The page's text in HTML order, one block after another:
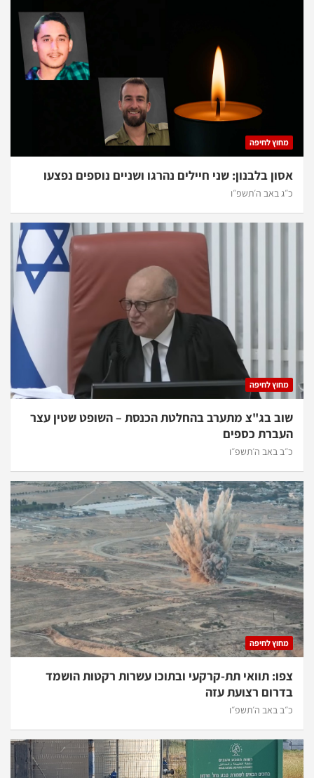
מחוץ לחיפה
אסון בלבנון: שני חיילים נהרגו ושניים נוספים נפצעו
כ״ג באב ה׳תשפ״ו
מחוץ לחיפה
שוב בג"צ מתערב בהחלטת הכנסת – השופט שטין עצר
העברת כספים
כ״ב באב ה׳תשפ״ו
מחוץ לחיפה
צפו: תוואי תת-קרקעי ובתוכו עשרות רקטות הושמד
בדרום רצועת עזה
כ״ב באב ה׳תשפ״ו